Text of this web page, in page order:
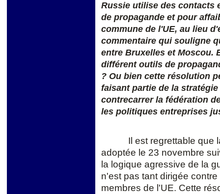
Russie utilise des contacts
de propagande et pour
commune de l'UE, au lieu
commentaire qui souligne
entre Bruxelles et Moscou.
différent outils de
? Ou bien cette résolution
faisant partie de la
contrecarrer la fédération
les politiques entreprises
Il est regrettable que
adoptée le 23 novembre
la logique agressive de la
n'est pas tant dirigée
membres de l'UE. Cette